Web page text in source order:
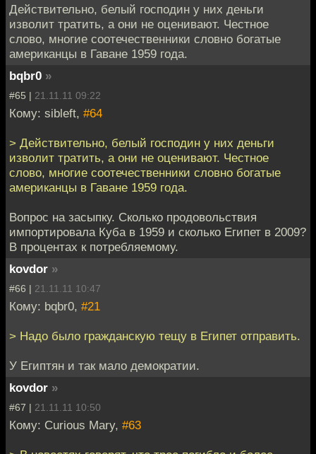
Действительно, белый господин у них деньги
изволит тратить, а они не оценивают. Честное
слово, многие соотечественники словно богатые
американцы в Гаване 1959 года.
bqbr0 »
#65 | 21.11.11 09:22
Кому: sibleft, #64
> Действительно, белый господин у них деньги
изволит тратить, а они не оценивают. Честное
слово, многие соотечественники словно богатые
американцы в Гаване 1959 года.
Вопрос на засыпку. Сколько продовольствия
импортировала Куба в 1959 и сколько Египет в 2009?
В процентах к потребляемому.
kovdor »
#66 | 21.11.11 10:47
Кому: bqbr0, #21
> Надо было гражданскую тещу в Египет отправить.
У Египтян и так мало демократии.
kovdor »
#67 | 21.11.11 10:50
Кому: Curious Mary, #63